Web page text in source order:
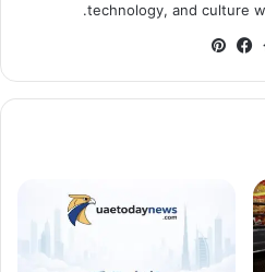
technology, and culture
موقعفيسبوك